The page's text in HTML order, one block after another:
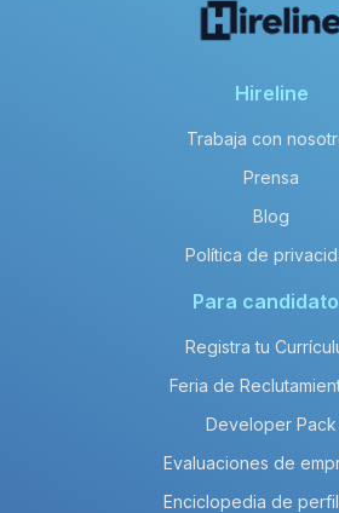
Hireline
Trabaja con
Prensa
Blog
Política de
Para
Registra tu
Feria de
Developer Pack
Evaluaciones de
Enciclopedia de